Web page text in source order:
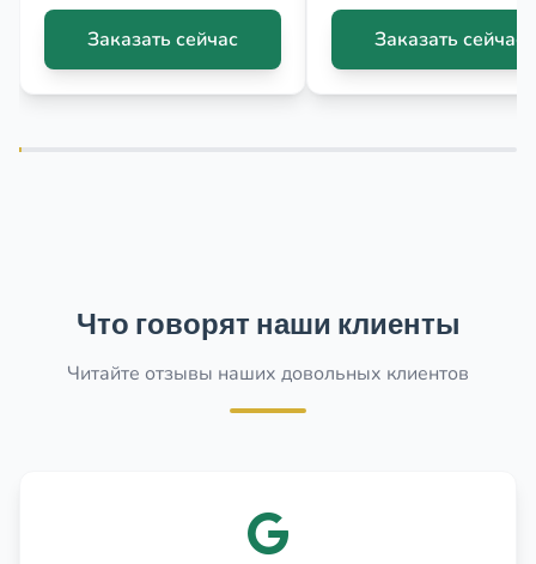
Заказать сейчас Заказать сейчас
Что говорят наши клиенты
Читайте отзывы наших довольных клиентов